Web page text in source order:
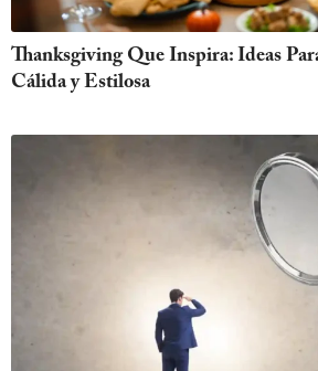
Thanksgiving Que Inspira: Ideas
Cálida y Estilosa